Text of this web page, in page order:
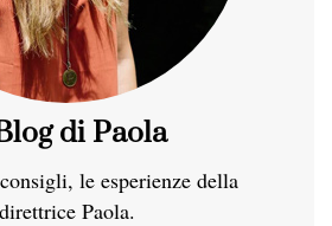
di Paola
le esperienze della
direttrice Paola.